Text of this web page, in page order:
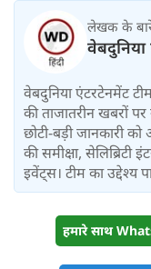
लेखक के
वेबदुनिया एंटरटेनमेंट
की ताजातरीन खबरों
छोटी-बड़ी जानकारी
की समीक्षा, सेलिब्रिटी
इवेंट्स। टीम का उद्देश्य
हमारे साथ